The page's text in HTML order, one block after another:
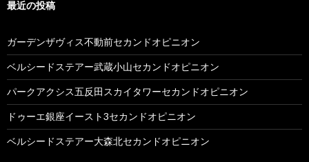
最近の投稿
ガーデンザヴィス不動前セカンドオピニオン
ベルシードステアー武蔵小山セカンドオピニオン
パークアクシス五反田スカイタワーセカンドオピニオン
ドゥーエ銀座イースト3セカンドオピニオン
ベルシードステアー大森北セカンドオピニオン